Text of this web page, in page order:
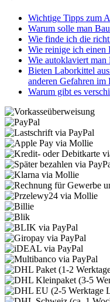
Wichtige Tipps zum
Warum solle man
Wie finde ich die
Wie reinige ich einen
Wie autoklaviert man
Bieten Laborkittel
anderen Gefahren im
Warum gibt es